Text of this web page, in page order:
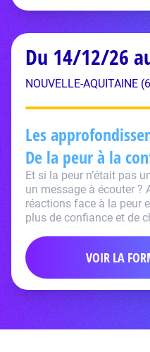
Du 14/12/26
NOUVELLE-AQUITAINE
Les
De la peur à la
Et si la peur n’était pas
un message à écouter ?
réactions face à la peur
plus de confiance et de
VOIR LA